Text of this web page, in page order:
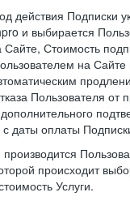
действия Подписки
и выбирается
Стоимость
на
Пользователя от
даты оплаты
происходит
Услуги.